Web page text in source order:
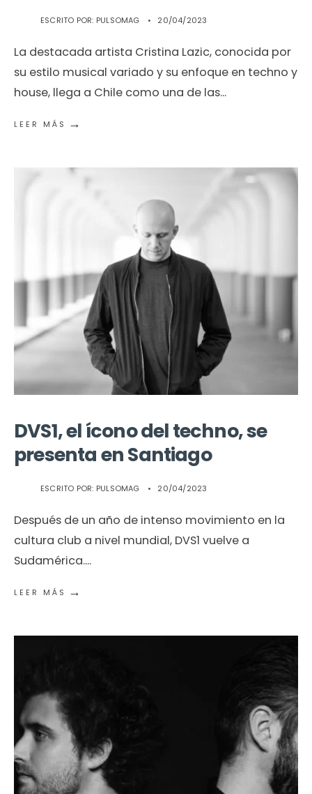
ESCRITO POR: PULSOMAG • 20/04/2023
La destacada artista Cristina Lazic, conocida por
su estilo musical variado y su enfoque en techno y
house, llega a Chile como una de las...
LEER MÁS →
DVS1, el ícono del techno, se
presenta en Santiago
ESCRITO POR: PULSOMAG • 20/04/2023
Después de un año de intenso movimiento en la
cultura club a nivel mundial, DVS1 vuelve a
Sudamérica....
LEER MÁS →